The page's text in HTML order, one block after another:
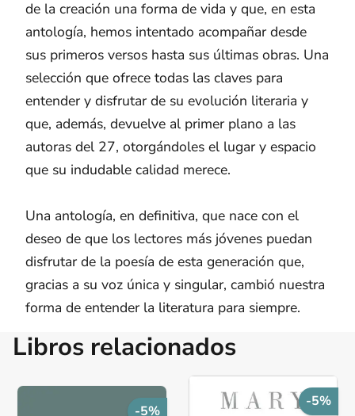
de la creación una forma de vida y que, en esta
antología, hemos intentado acompañar desde
sus primeros versos hasta sus últimas obras. Una
selección que ofrece todas las claves para
entender y disfrutar de su evolución literaria y
que, además, devuelve al primer plano a las
autoras del 27, otorgándoles el lugar y espacio
que su indudable calidad merece.
Una antología, en definitiva, que nace con el
deseo de que los lectores más jóvenes puedan
disfrutar de la poesía de esta generación que,
gracias a su voz única y singular, cambió nuestra
forma de entender la literatura para siempre.
Libros relacionados
-5%
-5%